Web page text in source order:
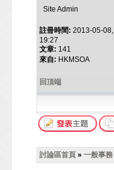
Site Admin
註冊時間: 2013-05-08,
19:27
文章: 141
來自: HKMSOA
回頂端
討論區首頁 » 一般事務